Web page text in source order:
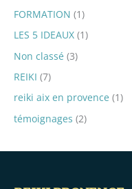
FORMATION (1)
LES 5 IDEAUX (1)
Non classé (3)
REIKI (7)
reiki aix en provence (1)
témoignages (2)